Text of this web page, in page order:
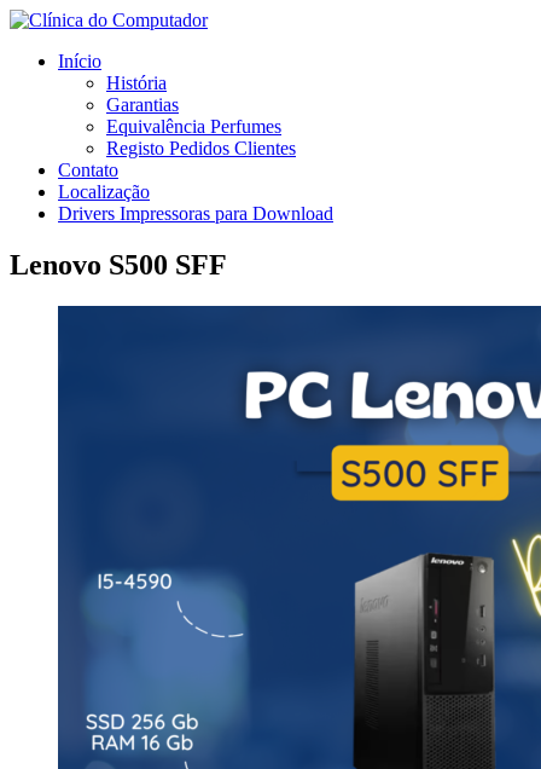
Início
História
Garantias
Equivalência Perfumes
Registo Pedidos Clientes
Contato
Localização
Drivers Impressoras para Download
Lenovo S500 SFF